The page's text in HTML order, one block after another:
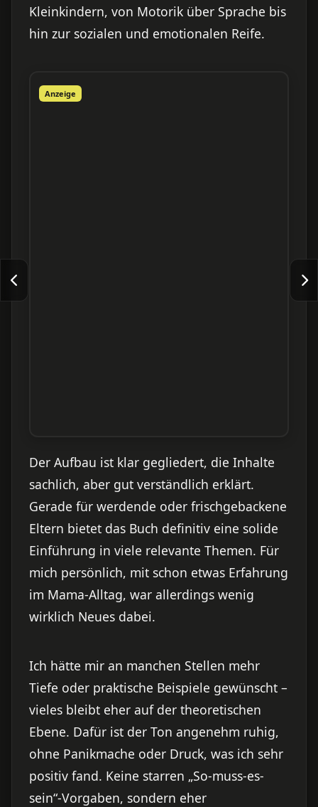
Kleinkindern, von Motorik über Sprache bis
hin zur sozialen und emotionalen Reife.
Anzeige
Der Aufbau ist klar gegliedert, die Inhalte
sachlich, aber gut verständlich erklärt.
Gerade für werdende oder frischgebackene
Eltern bietet das Buch definitiv eine solide
Einführung in viele relevante Themen. Für
mich persönlich, mit schon etwas Erfahrung
im Mama-Alltag, war allerdings wenig
wirklich Neues dabei.
Ich hätte mir an manchen Stellen mehr
Tiefe oder praktische Beispiele gewünscht –
vieles bleibt eher auf der theoretischen
Ebene. Dafür ist der Ton angenehm ruhig,
ohne Panikmache oder Druck, was ich sehr
positiv fand. Keine starren „So-muss-es-
sein“-Vorgaben, sondern eher